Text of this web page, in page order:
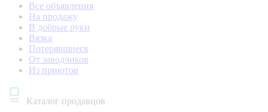
Все объявления
На продажу
В добрые руки
Вязка
Потерявшиеся
От заводчиков
Из приютов
Каталог продавцов